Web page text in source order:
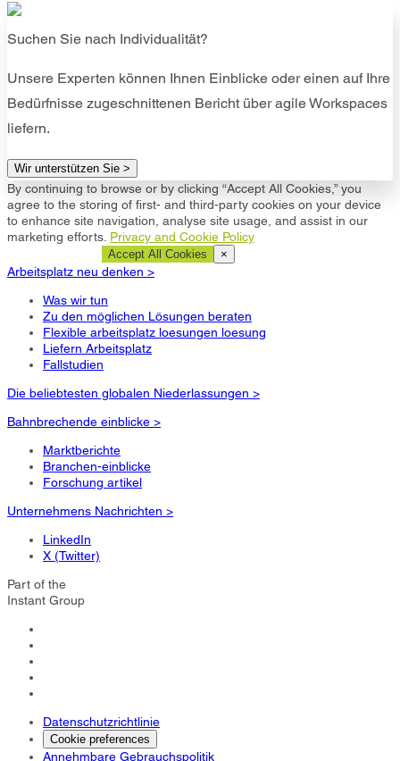
Suchen Sie nach Individualität?
Unsere Experten können Ihnen Einblicke oder einen auf Ihre
Bedürfnisse zugeschnittenen Bericht über agile Workspaces
liefern.
Wir unterstützen Sie >
By continuing to browse or by clicking “Accept All Cookies,” you
agree to the storing of first- and third-party cookies on your device
to enhance site navigation, analyse site usage, and assist in our
marketing efforts. Privacy and Cookie Policy
Accept All Cookies ×
Arbeitsplatz neu denken >
Was wir tun
Zu den möglichen Lösungen beraten
Flexible arbeitsplatz loesungen loesung
Liefern Arbeitsplatz
Fallstudien
Die beliebtesten globalen Niederlassungen >
Bahnbrechende einblicke >
Marktberichte
Branchen-einblicke
Forschung artikel
Unternehmens Nachrichten >
LinkedIn
X (Twitter)
Part of the
Instant Group
Datenschutzrichtlinie
Cookie preferences
Annehmbare Gebrauchspolitik